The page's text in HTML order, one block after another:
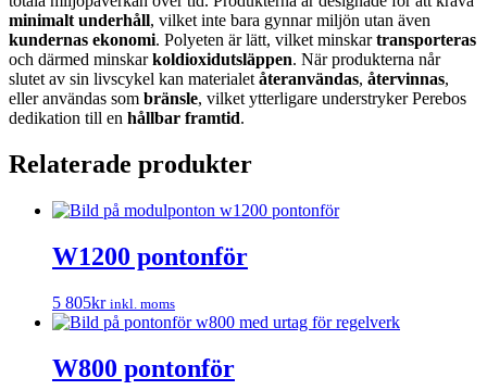
minimalt underhåll, vilket inte bara gynnar miljön utan även
kundernas ekonomi. Polyeten är lätt, vilket minskartransporteras
och därmed minskarkoldioxidutsläppen. När produkterna når
slutet av sin livscykel kan materialet återanvändas, återvinnas,
eller användas som bränsle, vilket ytterligare understryker Perebos
dedikation till en hållbar framtid.
Relaterade produkter
W1200 pontonför
5 805kr inkl. moms
W800 pontonför